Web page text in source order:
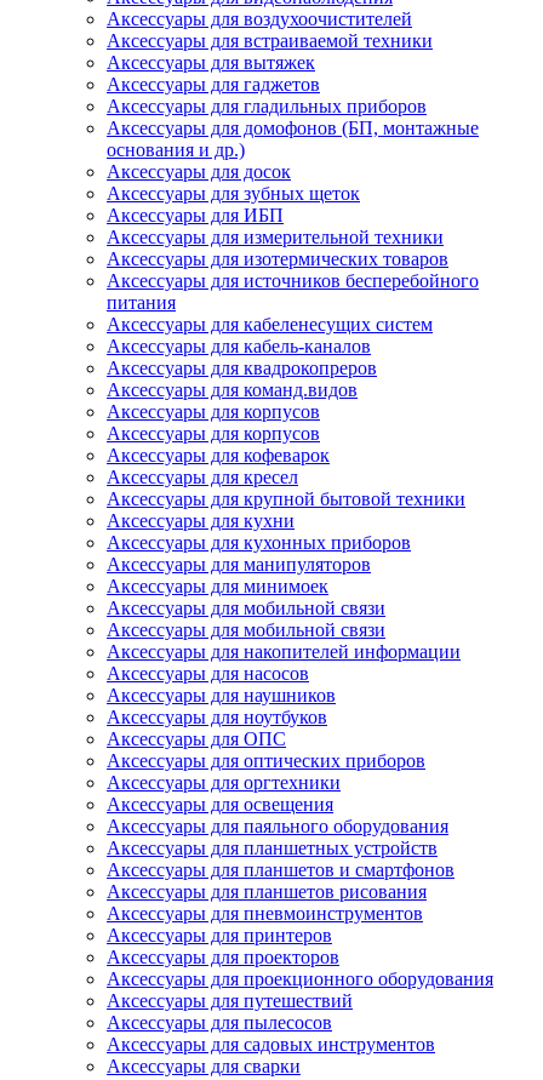
Аксессуары для воздухоочистителей
Аксессуары для встраиваемой техники
Аксессуары для вытяжек
Аксессуары для гаджетов
Аксессуары для гладильных приборов
Аксессуары для домофонов (БП, монтажные
основания и др.)
Аксессуары для досок
Аксессуары для зубных щеток
Аксессуары для ИБП
Аксессуары для измерительной техники
Аксессуары для изотермических товаров
Аксессуары для источников бесперебойного
питания
Аксессуары для кабеленесущих систем
Аксессуары для кабель-каналов
Аксессуары для квадрокопреров
Аксессуары для команд.видов
Аксессуары для корпусов
Аксессуары для корпусов
Аксессуары для кофеварок
Аксессуары для кресел
Аксессуары для крупной бытовой техники
Аксессуары для кухни
Аксессуары для кухонных приборов
Аксессуары для манипуляторов
Аксессуары для минимоек
Аксессуары для мобильной связи
Аксессуары для мобильной связи
Аксессуары для накопителей информации
Аксессуары для насосов
Аксессуары для наушников
Аксессуары для ноутбуков
Аксессуары для ОПС
Аксессуары для оптических приборов
Аксессуары для оргтехники
Аксессуары для освещения
Аксессуары для паяльного оборудования
Аксессуары для планшетных устройств
Аксессуары для планшетов и смартфонов
Аксессуары для планшетов рисования
Аксессуары для пневмоинструментов
Аксессуары для принтеров
Аксессуары для проекторов
Аксессуары для проекционного оборудования
Аксессуары для путешествий
Аксессуары для пылесосов
Аксессуары для садовых инструментов
Аксессуары для сварки